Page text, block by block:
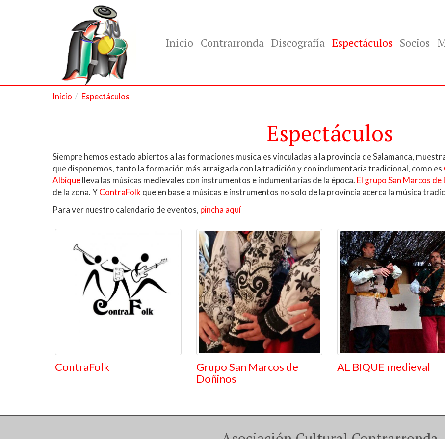
Inicio Contrarronda Discografía Espectáculos Socios
Inicio Espectáculos
Espectáculos
Siempre hemos estado abiertos a las formaciones musicales vinculadas a la provincia de Salamanca,
que disponemos, tanto la formación más arraigada con la tradición y con indumentaria tradicional, como es
Albiquelleva las músicas medievales con instrumentos e indumentarias de la época. El grupo San Marcos de
de la zona. YContraFolk que en base a músicas e instrumentos no solo de la provincia acerca la música
Para ver nuestro calendario de eventos, pincha aquí
ContraFolk
Grupo San Marcos de
Doñinos
AL BIQUE medieval